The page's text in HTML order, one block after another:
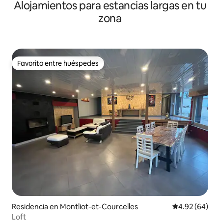
Alojamientos para estancias largas en tu
zona
Favorito entre huéspedes
Favorito entre huéspedes
Residencia en Montliot-et-Courcelles Calificación
4.92 (64)
Loft